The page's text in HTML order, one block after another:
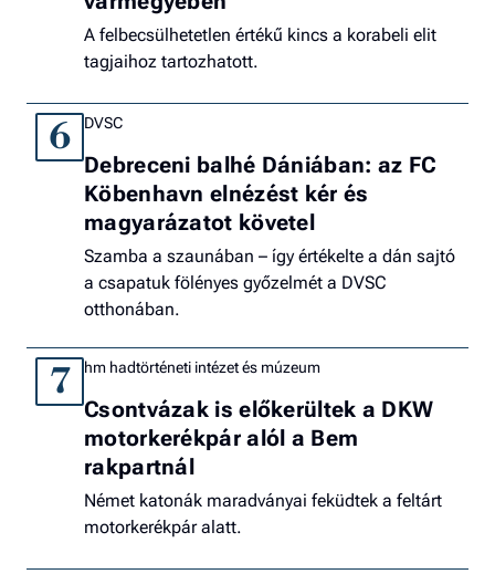
A felbecsülhetetlen értékű kincs a korabeli elit
tagjaihoz tartozhatott.
6 DVSC
Debreceni balhé Dániában: az FC
Köbenhavn elnézést kér és
magyarázatot követel
Szamba a szaunában – így értékelte a dán sajtó
a csapatuk fölényes győzelmét a DVSC
otthonában.
7 hm hadtörténeti intézet és múzeum
Csontvázak is előkerültek a DKW
motorkerékpár alól a Bem
rakpartnál
Német katonák maradványai feküdtek a feltárt
motorkerékpár alatt.